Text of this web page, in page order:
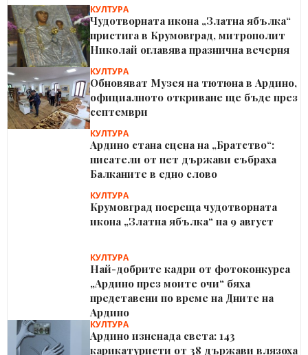
КУЛТУРА
Чудотворната икона „Златна ябълка“
пристига в Крумовград, митрополит
Николай оглавява празнична вечерня
КУЛТУРА
Обновяват Музея на тютюна в Ардино,
официалното откриване ще бъде през
септември
КУЛТУРА
Ардино стана сцена на „Братство“:
писатели от пет държави събраха
Балканите в едно слово
КУЛТУРА
Крумовград посреща чудотворната
икона „Златна ябълка“ на 9 август
КУЛТУРА
Най-добрите кадри от фотоконкурса
„Ардино през моите очи“ бяха
представени по време на Дните на
Ардино
КУЛТУРА
Ардино изненада света: 143
карикатуристи от 38 държави влязоха